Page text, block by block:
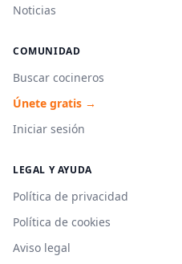
Noticias
COMUNIDAD
Buscar cocineros
Únete gratis →
Iniciar sesión
LEGAL Y AYUDA
Política de privacidad
Política de cookies
Aviso legal